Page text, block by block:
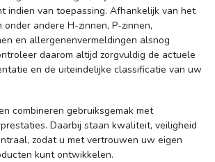
indien van toepassing. Afhankelijk van het
andere H-zinnen, P-zinnen,
en allergenenvermeldingen alsnog
daarom altijd zorgvuldig de actuele
en de uiteindelijke classificatie van uw
combineren gebruiksgemak met
Daarbij staan kwaliteit, veiligheid
zodat u met vertrouwen uw eigen
kunt ontwikkelen.